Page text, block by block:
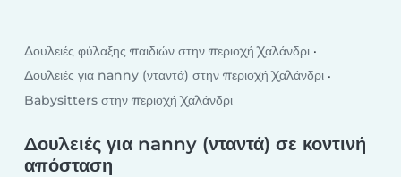
Δουλειές φύλαξης παιδιών στην περιοχή Χαλάνδρι
Δουλειές για nanny (νταντά) στην περιοχή Χαλάνδρι
Babysitters στην περιοχή Χαλάνδρι
Δουλειές για nanny (νταντά) σε κοντινή
απόσταση